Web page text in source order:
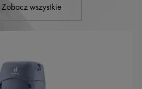
Zobacz wszystkie